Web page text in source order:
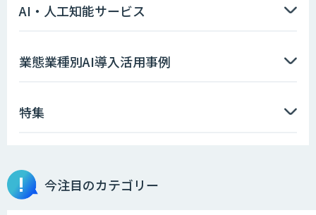
AI・人工知能サービス
業態業種別AI導入活用事例
特集
今注目のカテゴリー